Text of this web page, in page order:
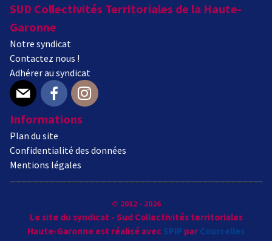
SUD Collectivités Territoriales de la Haute-
Garonne
Notre syndicat
Contactez nous !
Adhérer au syndicat
E-mail Facebook
Informations
Plan du site
Confidentialité des données
Mentions légales
© 2012 - 2026
Le site du syndicat - Sud Collectivités territoriales
Haute-Garonne est réalisé avec SPIP par Courcelles